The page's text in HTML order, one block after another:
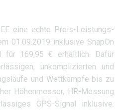
eine echte Preis-Leistungs-
01.09.2019 inklusive SnapOn
für 169,95 € erhältlich. Dafür
unkomplizierten und
und Wettkämpfe bis zu
Höhenmesser, HR-Messung
GPS-Signal inklusive.